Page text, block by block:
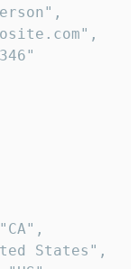
States",